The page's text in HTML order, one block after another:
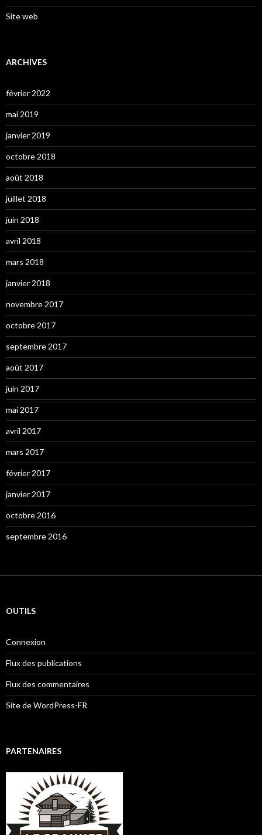
Site web
ARCHIVES
février 2022
mai 2019
janvier 2019
octobre 2018
août 2018
juillet 2018
juin 2018
avril 2018
mars 2018
janvier 2018
novembre 2017
octobre 2017
septembre 2017
août 2017
juin 2017
mai 2017
avril 2017
mars 2017
février 2017
janvier 2017
octobre 2016
septembre 2016
OUTILS
Connexion
Flux des publications
Flux des commentaires
Site de WordPress-FR
PARTENAIRES